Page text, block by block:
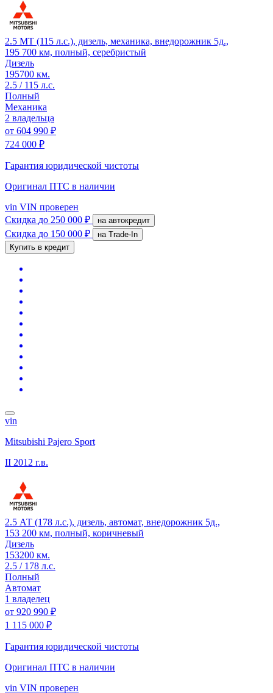
2.5 MT (115 л.с.), дизель, механика, внедорожник 5д.,
195 700 км, полный, серебристый
Дизель
195700 км.
2.5 / 115 л.с.
Полный
Механика
2 владельца
от 604 990 ₽
724 000 ₽
Гарантия юридической чистоты
Оригинал ПТС в наличии
vin VIN проверен
Скидка до 250 000 ₽ на автокредит
Скидка до 150 000 ₽
на Trade-In
Купить в кредит
vin
Mitsubishi Pajero Sport
II 2012 г.в.
2.5 АТ (178 л.с.), дизель, автомат, внедорожник 5д.,
153 200 км, полный, коричневый
Дизель
153200 км.
2.5 / 178 л.с.
Полный
Автомат
1 владелец
от 920 990 ₽
1 115 000 ₽
Гарантия юридической чистоты
Оригинал ПТС в наличии
vin VIN проверен